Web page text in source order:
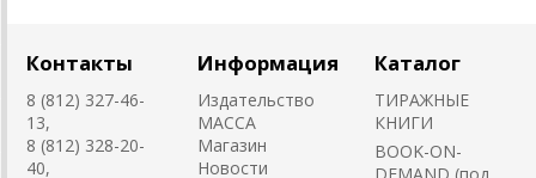
Контакты
8 (812) 327-46-
13,
8 (812) 328-20-
40,
Информация
Издательство
MACCA
Магазин
Новости
Каталог
ТИРАЖНЫЕ
КНИГИ
BOOK-ON-